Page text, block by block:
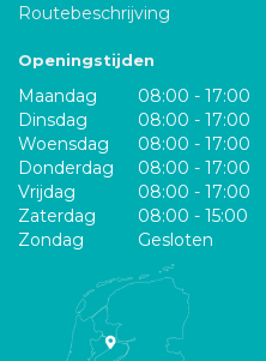
Routebeschrijving
Openingstijden
Maandag
08:00 - 17:00
Dinsdag
08:00 - 17:00
Woensdag
08:00 - 17:00
Donderdag
08:00 - 17:00
Vrijdag
08:00 - 17:00
Zaterdag
08:00 - 15:00
Zondag
Gesloten